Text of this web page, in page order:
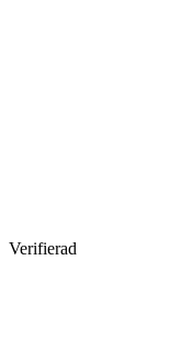
Verifierad